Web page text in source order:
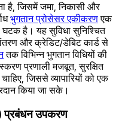
है, जिसमें जमा, निकासी और
भुगतान प्रोसेसर एकीकरणएक
घटक है। यह सुविधा सुनिश्चित
और क्रेडिट/डेबिट कार्ड से
तक विभिन्न भुगतान विधियों की
प्रणाली मजबूत, सुरक्षित
जिससे व्यापारियों को एक
किया जा सके।
प्रबंधन उपकरण